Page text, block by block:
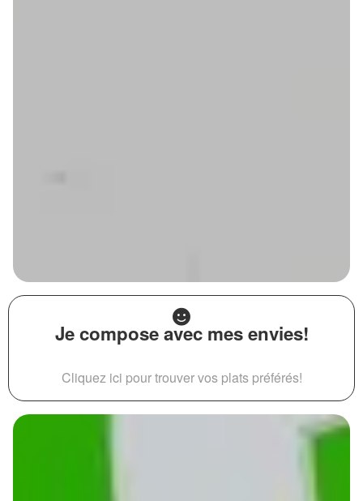
Je compose avec mes envies!
Cliquez ici pour trouver vos plats préférés!